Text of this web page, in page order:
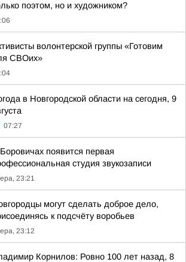
поэтом, но и художником?
волонтерской группы «Готовим
СВОих»
в Новгородской области на сегодня, 9
07:27
появится первая
студия звукозаписи
23:21
могут сделать доброе дело,
к подсчёту воробьев
23:12
Корнилов: Ровно 100 лет назад, 8